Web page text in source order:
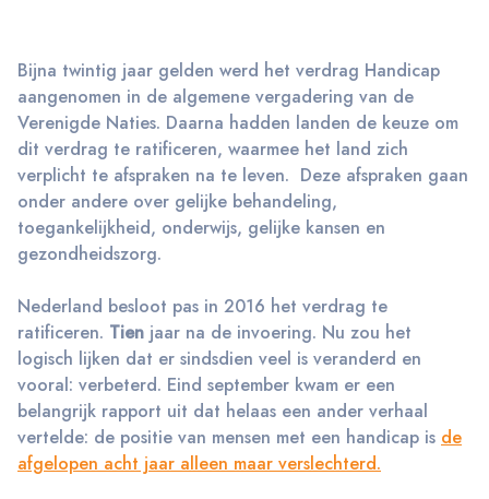
Bijna twintig jaar gelden werd het verdrag Handicap
aangenomen in de algemene vergadering van de
Verenigde Naties. Daarna hadden landen de keuze om
dit verdrag te ratificeren, waarmee het land zich
verplicht te afspraken na te leven. Deze afspraken gaan
onder andere over gelijke behandeling,
toegankelijkheid, onderwijs, gelijke kansen en
gezondheidszorg.
Nederland besloot pas in 2016 het verdrag te
ratificeren. Tien jaar na de invoering. Nu zou het
logisch lijken dat er sindsdien veel is veranderd en
vooral: verbeterd. Eind september kwam er een
belangrijk rapport uit dat helaas een ander verhaal
vertelde: de positie van mensen met een handicap is de
afgelopen acht jaar alleen maar verslechterd.